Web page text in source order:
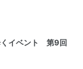
くイベント 第9回